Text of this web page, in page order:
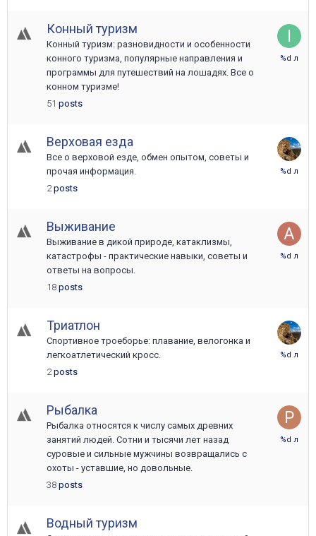
Конный туризм
Конный туризм: разновидности и особенности
конного туризма, популярные направления и
программы для путешествий на лошадях. Все о
конном туризме!
51 posts
24
Верховая езда
Все о верховой езде, обмен опытом, советы и
прочая информация.
2 posts
12
Выживание
Выживание в дикой природе, катаклизмы,
катастрофы - практические навыки, советы и
ответы на вопросы.
18 posts
27
Триатлон
Спортивное троеборье: плавание, велогонка и
легкоатлетический кросс.
2 posts
7
Рыбалка
Рыбалка относятся к числу самых древних
занятий людей. Сотни и тысячи лет назад
суровые и сильные мужчины возвращались с
охоты - уставшие, но довольные.
38 posts
22
Водный туризм